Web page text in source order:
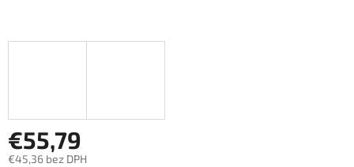
€55,79
€45,36 bez DPH